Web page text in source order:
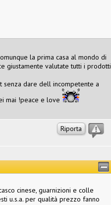
la prima casa al mondo di
giustamente valutate tutti i prodotti
senza dare dell incompetente a
mai !peace e love
Riporta
cinese, guarnizioni e colle
u.s.a. per qualità prezzo fanno